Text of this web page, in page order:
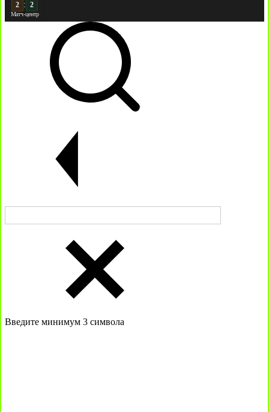
3 : 2
Матч-центр
Введите минимум 3 символа